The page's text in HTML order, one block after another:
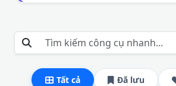
Tất cả Đã lưu